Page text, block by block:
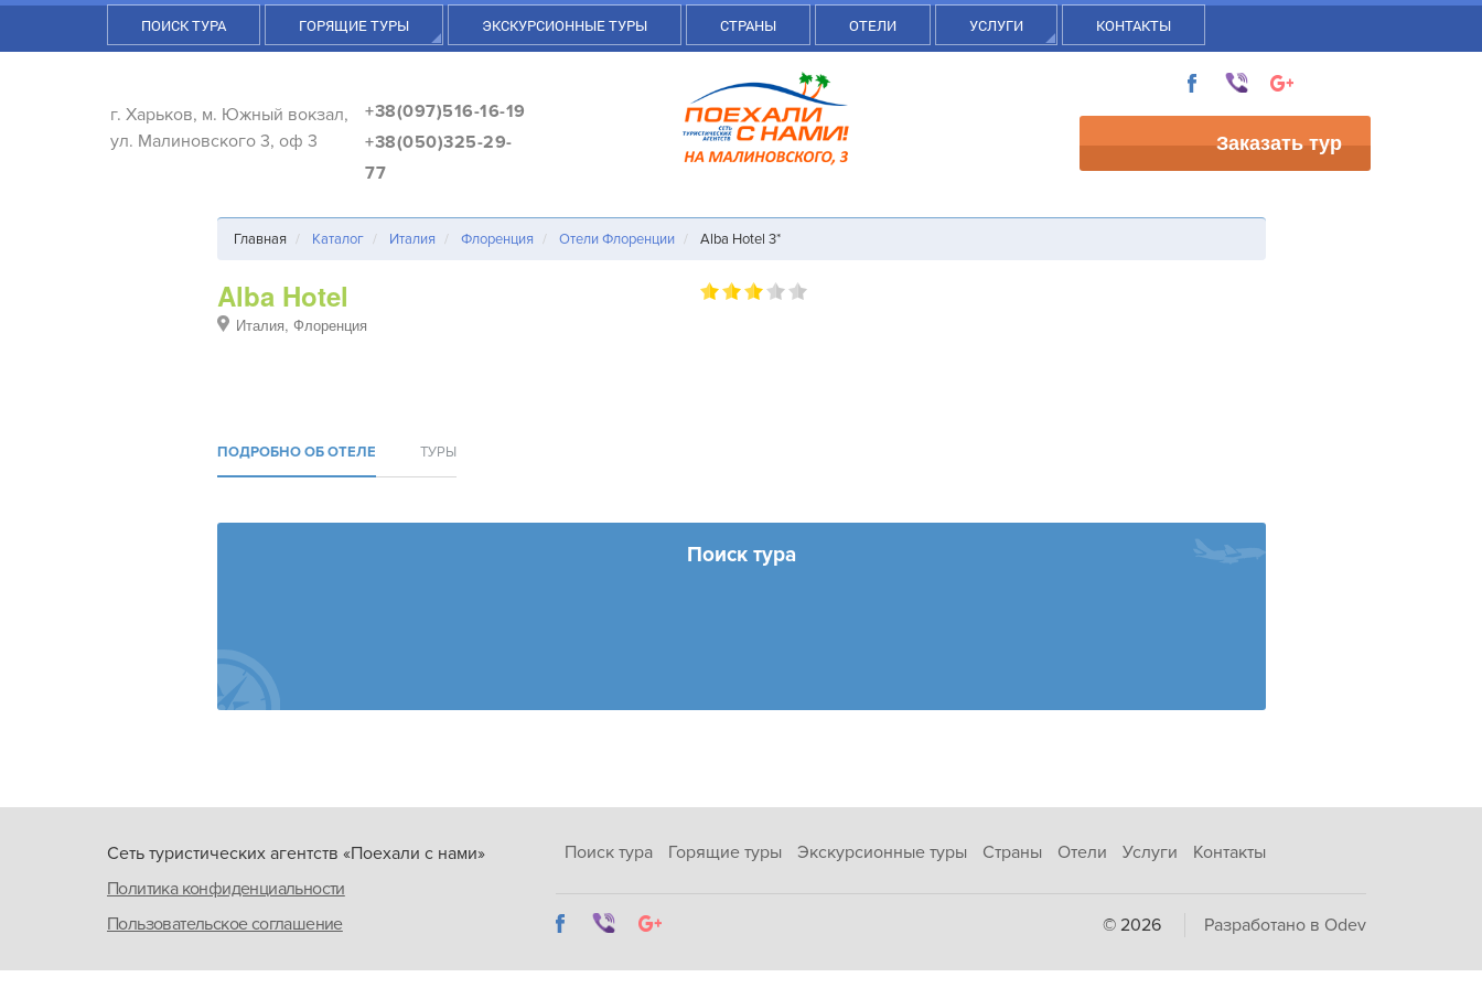
ПОИСК ТУРА ГОРЯЩИЕ ТУРЫ ЭКСКУРСИОННЫЕ ТУРЫ СТРАНЫ ОТЕЛИ УСЛУГИ КОНТАКТЫ
г. Харьков, м. Южный вокзал,
ул. Малиновского 3, оф 3
+38(097)516-16-19
+38(050)325-29-
77
Заказать тур
Главная Каталог Италия Флоренция Отели Флоренции Alba Hotel 3*
Alba Hotel
Италия, Флоренция
ПОДРОБНО ОБ ОТЕЛЕ ТУРЫ
Поиск тура
Сеть туристических агентств «Поехали с нами»
Политика конфиденциальности
Пользовательское соглашение
Поиск тура Горящие туры Экскурсионные туры Страны Отели Услуги Контакты
© 2026 Разработано в Odev